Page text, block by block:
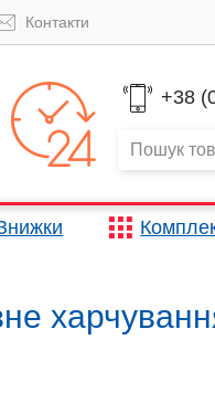
Контакти
+38